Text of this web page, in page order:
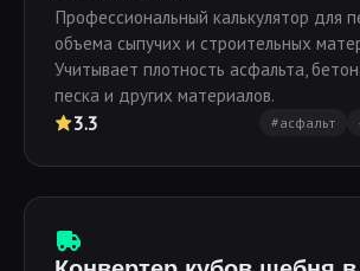
Профессиональный калькулятор для
объема сыпучих и строительных
Учитывает плотность асфальта,
песка и других материалов.
3.3 #асфальт